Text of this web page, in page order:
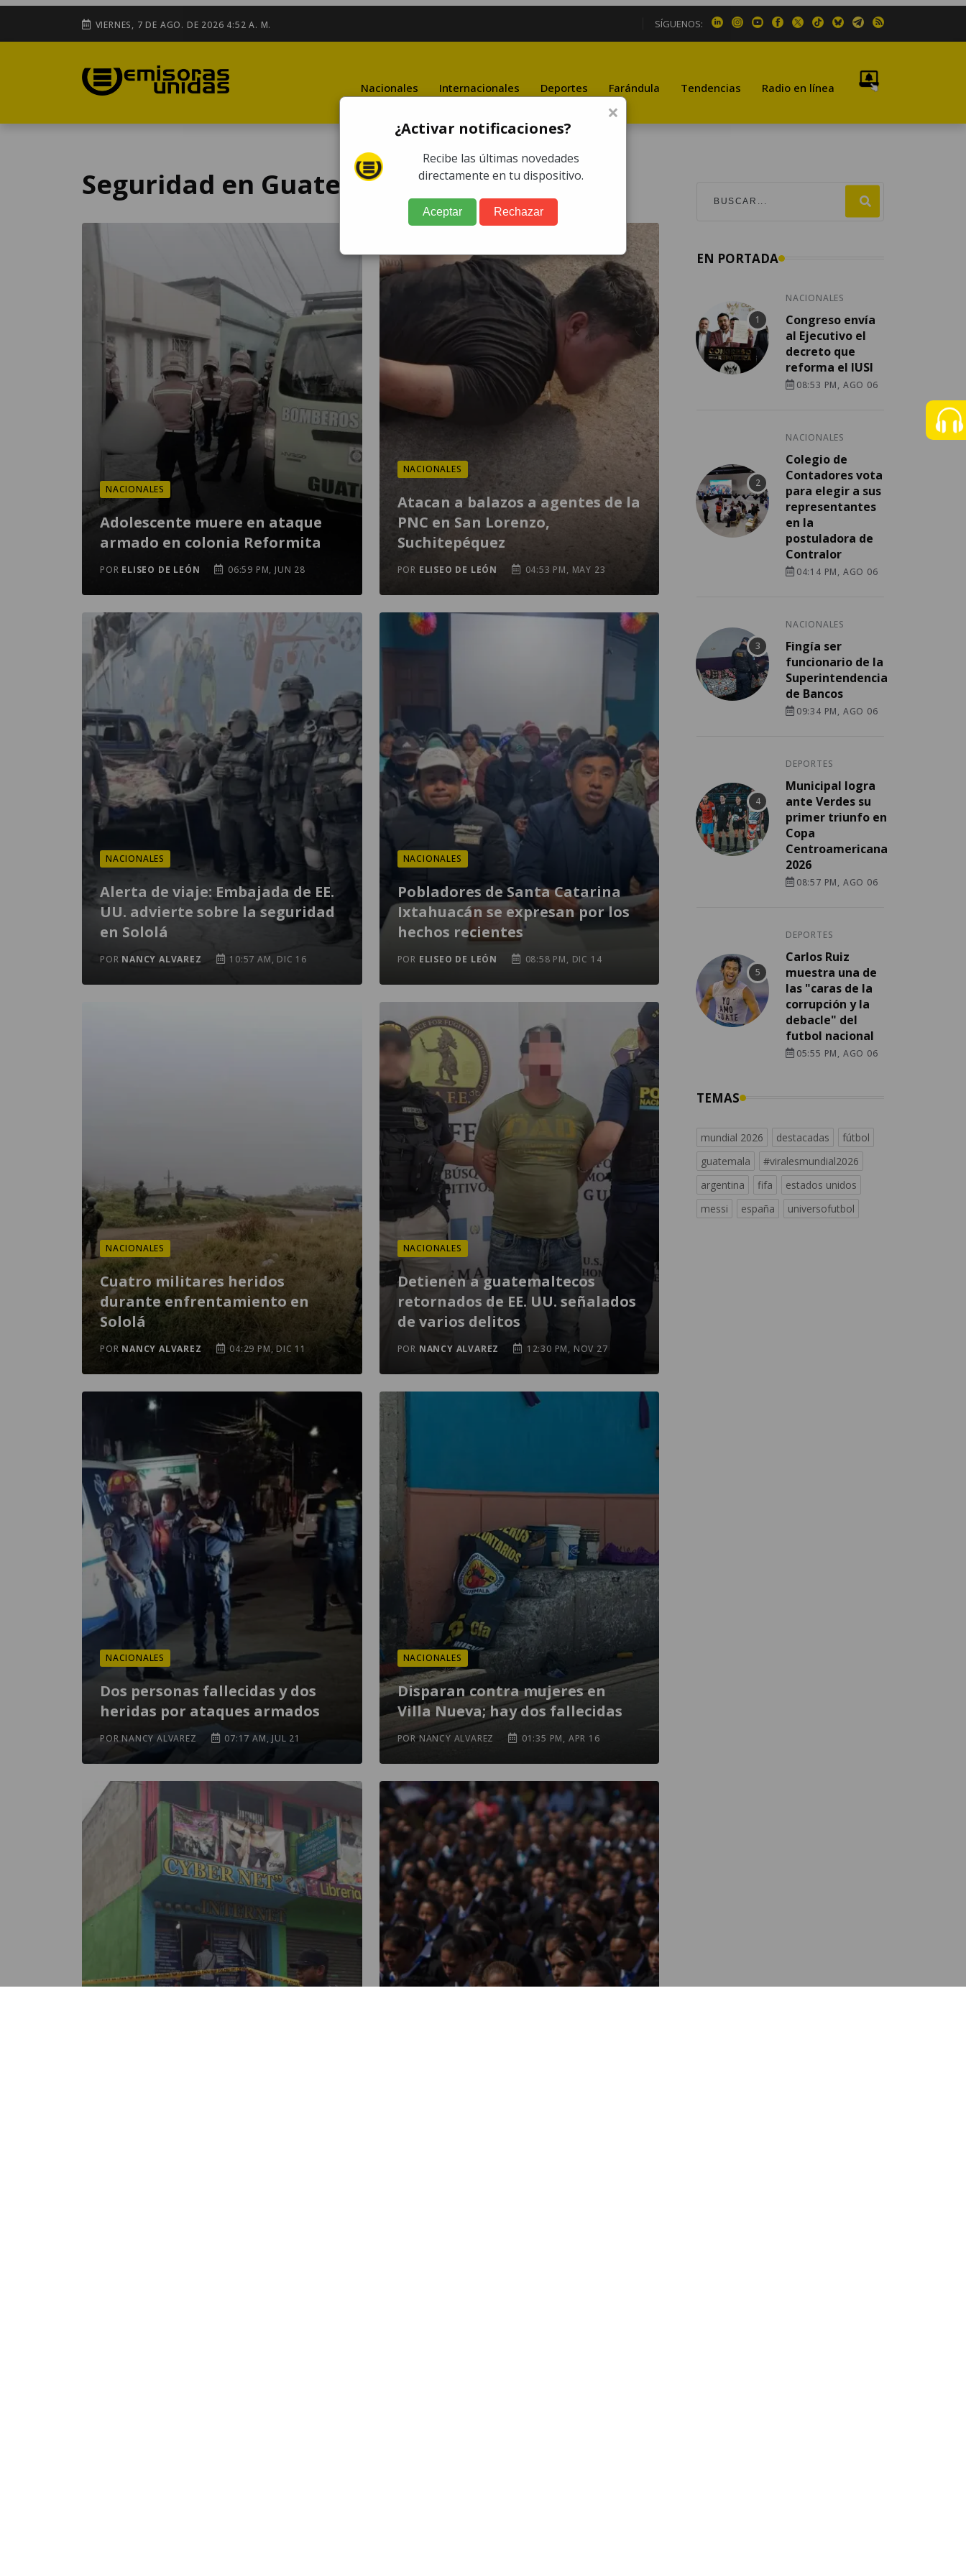
VIERNES, 7 DE AGO. DE 2026 4:52 A. M. SÍGUENOS:
Nacionales Internacionales Deportes Farándula Tendencias Radio en línea
Seguridad en Guatemala
NACIONALES
Adolescente muere en ataque
armado en colonia Reformita
POR ELISEO DE LEÓN 06:59 PM, JUN 28
NACIONALES
Atacan a balazos a agentes de la
PNC en San Lorenzo,
Suchitepéquez
POR ELISEO DE LEÓN 04:53 PM, MAY 23
NACIONALES
Alerta de viaje: Embajada de EE.
UU. advierte sobre la seguridad
en Sololá
POR NANCY ALVAREZ 10:57 AM, DIC 16
NACIONALES
Pobladores de Santa Catarina
Ixtahuacán se expresan por los
hechos recientes
POR ELISEO DE LEÓN 08:58 PM, DIC 14
NACIONALES
Cuatro militares heridos
durante enfrentamiento en
Sololá
POR NANCY ALVAREZ 04:29 PM, DIC 11
NACIONALES
Detienen a guatemaltecos
retornados de EE. UU. señalados
de varios delitos
POR NANCY ALVAREZ 12:30 PM, NOV 27
NACIONALES
Dos personas fallecidas y dos
heridas por ataques armados
POR NANCY ALVAREZ 07:17 AM, JUL 21
NACIONALES
Disparan contra mujeres en
Villa Nueva; hay dos fallecidas
POR NANCY ALVAREZ 01:35 PM, APR 16
EN PORTADA
NACIONALES
Congreso envía
al Ejecutivo el
decreto que
reforma el IUSI
08:53 PM, AGO 06
NACIONALES
Colegio de
Contadores vota
para elegir a sus
representantes
en la
postuladora de
Contralor
04:14 PM, AGO 06
NACIONALES
Fingía ser
funcionario de la
Superintendencia
de Bancos
09:34 PM, AGO 06
DEPORTES
Municipal logra
ante Verdes su
primer triunfo en
Copa
Centroamericana
2026
08:57 PM, AGO 06
DEPORTES
Carlos Ruiz
muestra una de
las "caras de la
corrupción y la
debacle" del
futbol nacional
05:55 PM, AGO 06
TEMAS
mundial 2026 destacadas
fútbol
guatemala
#viralesmundial2026
argentina
fifa
estados unidos
messi
españa universofutbol
×
¿Activar notificaciones?
Recibe las últimas novedades
directamente en tu dispositivo.
Aceptar Rechazar